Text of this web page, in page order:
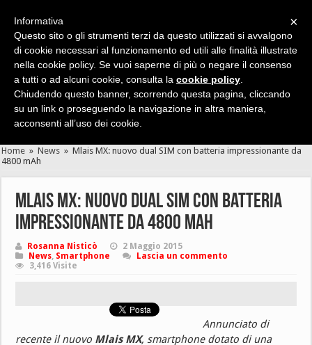
Cerca velocemente news, recensioni, guide, app, giochi ...
Home » News » Mlais MX: nuovo dual SIM con batteria impressionante da
4800 mAh
Mlais MX: nuovo dual SIM con batteria
impressionante da 4800 mAh
Rosanna Nisticò
2 Maggio 2015
News, Smartphone
Lascia un commento
3,416 Visite
Annunciato di
recente il nuovo Mlais MX, smartphone dotato di una
×
Informativa
Questo sito o gli strumenti terzi da questo utilizzati si avvalgono
di cookie necessari al funzionamento ed utili alle finalità illustrate
nella cookie policy. Se vuoi saperne di più o negare il consenso
a tutti o ad alcuni cookie, consulta la cookie policy
Chiudendo questo banner, scorrendo questa pagina, cliccando
su un link o proseguendo la navigazione in altra maniera,
acconsenti all’uso dei cookie.